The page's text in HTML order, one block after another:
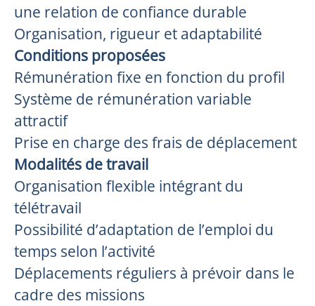
une relation de confiance durable
Organisation, rigueur et adaptabilité
Conditions proposées
Rémunération fixe en fonction du profil
Système de rémunération variable
attractif
Prise en charge des frais de déplacement
Modalités de travail
Organisation flexible intégrant du
télétravail
Possibilité d’adaptation de l’emploi du
temps selon l’activité
Déplacements réguliers à prévoir dans le
cadre des missions